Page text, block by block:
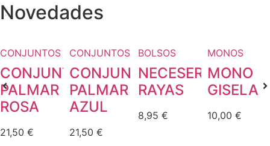
Novedades
CONJUNTOS
CONJUNTO
PALMAR
ROSA
21,50 €
CONJUNTOS
CONJUNTO
PALMAR
AZUL
21,50 €
BOLSOS
NECESER
RAYAS
8,95 €
MONOS
MONO
GISELA
10,00 €